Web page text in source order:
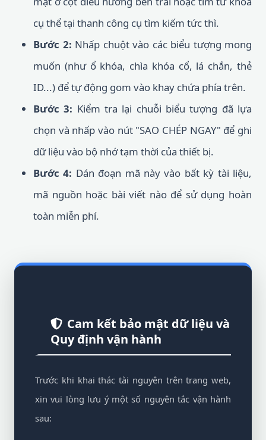
cụ thể tại thanh công cụ tìm kiếm tức thì.
Bước 2: Nhấp chuột vào các biểu tượng mong
muốn (như ổ khóa, chìa khóa cổ, lá chắn, thẻ
ID...) để tự động gom vào khay chứa phía trên.
Bước 3: Kiểm tra lại chuỗi biểu tượng đã lựa
chọn và nhấp vào nút "SAO CHÉP NGAY" để ghi
dữ liệu vào bộ nhớ tạm thời của thiết bị.
Bước 4: Dán đoạn mã này vào bất kỳ tài liệu,
mã nguồn hoặc bài viết nào để sử dụng hoàn
toàn miễn phí.
Cam kết bảo mật dữ liệu và
Quy định vận hành
Trước khi khai thác tài nguyên trên trang web,
xin vui lòng lưu ý một số nguyên tắc vận hành
sau: